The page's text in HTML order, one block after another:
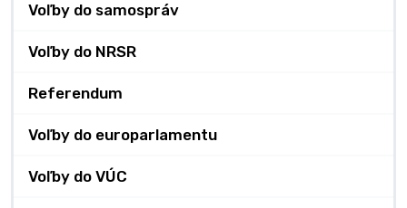
Voľby do samospráv
Voľby do NRSR
Referendum
Voľby do europarlamentu
Voľby do VÚC